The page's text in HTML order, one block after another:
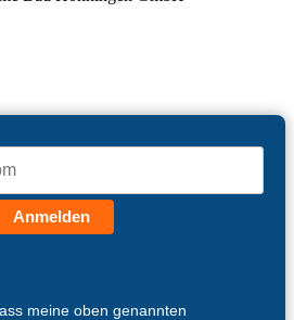
Anmelden
meine oben genannten